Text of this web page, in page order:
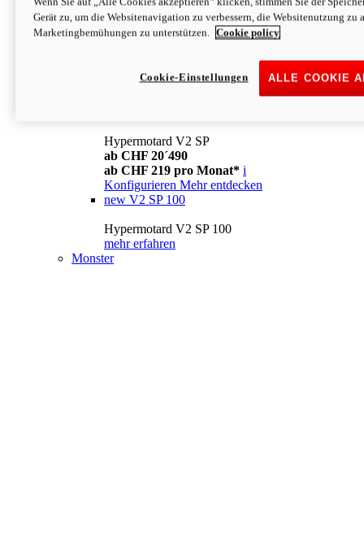
Konfigurieren Mehr entdecken
newV2
ab CHF 169 pro Monat* i
Mehr entdecken
Hypermotard V2 SP
ab CHF 20´490
ab CHF 219 pro Monat* i
Konfigurieren Mehr entdecken
new V2 SP 100
Hypermotard V2 SP 100
mehr erfahren
Monster
Gerät zu, um die Websitenavigation zu verbessern, die Websitenutzung zu
Marketingbemühungen zu unterstützen.
Cookie policy
ALLE COOKIE
Cookie-Einstellungen